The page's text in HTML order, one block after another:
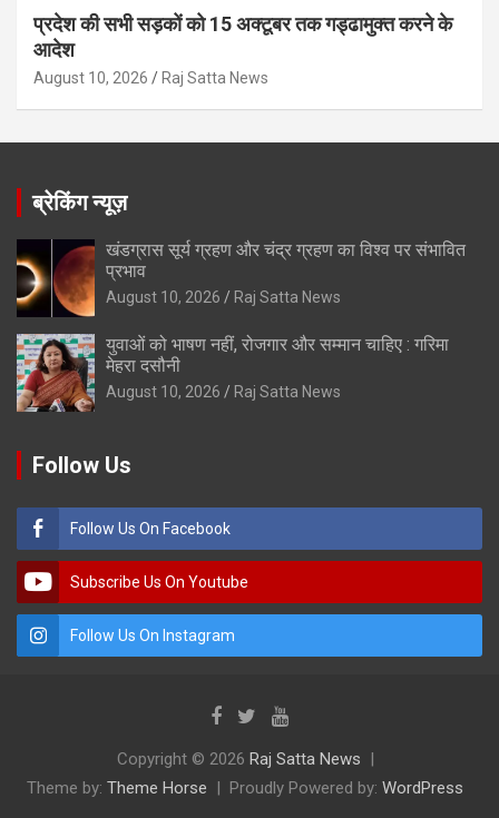
प्रदेश की सभी सड़कों को 15 अक्टूबर तक गड्ढामुक्त करने के
आदेश
August 10, 2026 Raj Satta News
ब्रेकिंग न्यूज़
खंडग्रास सूर्य ग्रहण और चंद्र ग्रहण का विश्व पर संभावित
प्रभाव
August 10, 2026 Raj Satta News
युवाओं को भाषण नहीं, रोजगार और सम्मान चाहिए : गरिमा
मेहरा दसौनी
August 10, 2026 Raj Satta News
Follow Us
Follow Us On Facebook
Subscribe Us On Youtube
Follow Us On Instagram
Copyright © 2026 Raj Satta News
Theme by: Theme Horse Proudly Powered by: WordPress